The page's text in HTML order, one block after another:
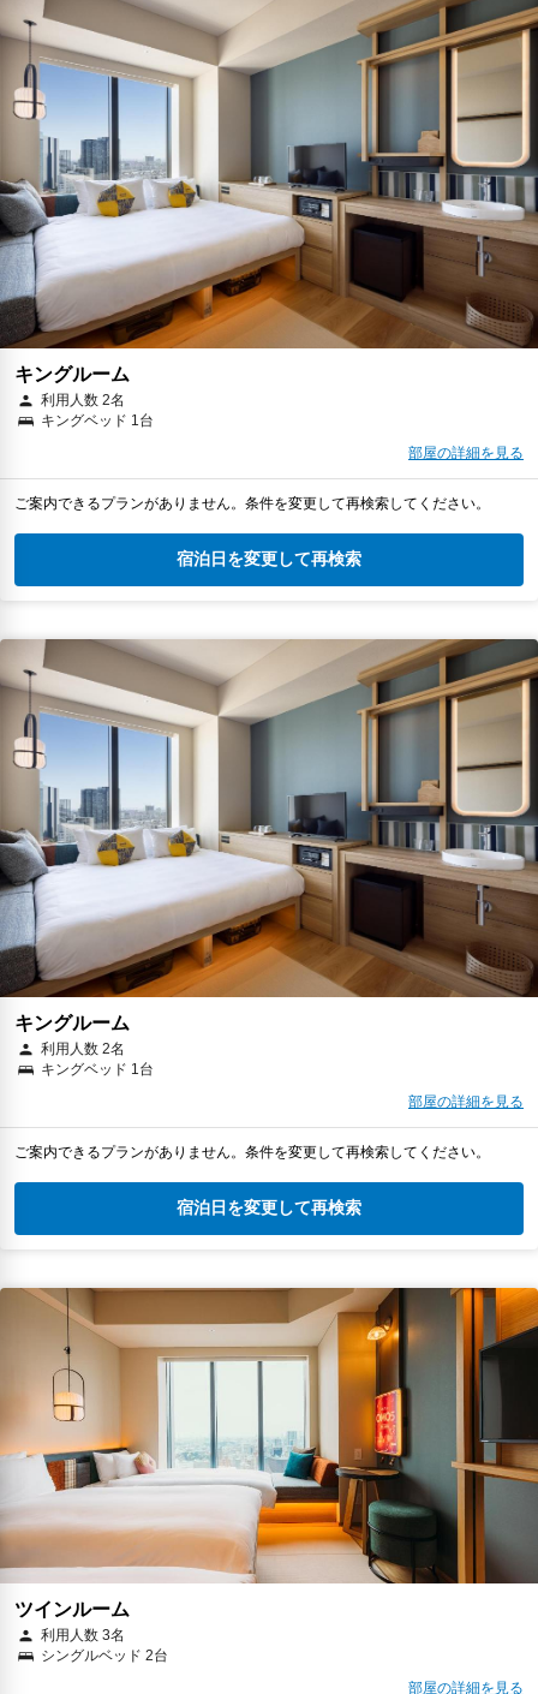
キングルーム
利用人数 2名
キングベッド 1台
部屋の詳細を見る
ご案内できるプランがありません。条件を変更して再検索してください。
宿泊日を変更して再検索
キングルーム
利用人数 2名
キングベッド 1台
部屋の詳細を見る
ご案内できるプランがありません。条件を変更して再検索してください。
宿泊日を変更して再検索
ツインルーム
利用人数 3名
シングルベッド 2台
部屋の詳細を見る